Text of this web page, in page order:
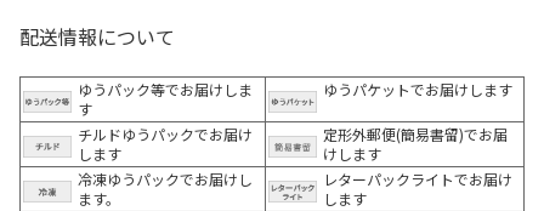
配送情報について
ゆうパック等でお届けしま
す
ゆうパケットでお届けします
チルドゆうパックでお届け
します
定形外郵便(簡易書留)でお届
けします
冷凍ゆうパックでお届けし
ます。
レターパックライトでお届け
します